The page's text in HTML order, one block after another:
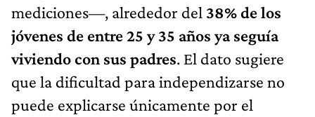
mediciones—, alrededor del 38% de los
jóvenes de entre 25 y 35 años ya seguía
viviendo con sus padres. El dato sugiere
que la dificultad para independizarse no
puede explicarse únicamente por el